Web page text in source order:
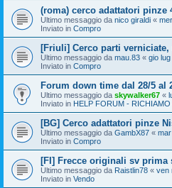
(roma) cerco adattatori pinze
Ultimo messaggio da nico giraldi «
Inviato in Compro
[Friuli] Cerco parti verniciate,
Ultimo messaggio da mau.83 « gio
Inviato in Compro
Forum down time dal 28/5 al
Ultimo messaggio da skywalker67 «
Inviato in HELP FORUM -
[BG] Cerco adattatori pinze
Ultimo messaggio da GambX87 «
Inviato in Compro
[FI] Frecce originali sv prima
Ultimo messaggio da Raistlin78 « ven
Inviato in Vendo